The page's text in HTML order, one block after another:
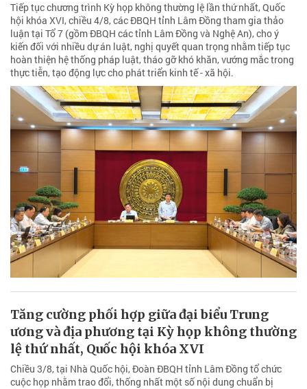
Tiếp tục chương trình Kỳ họp không thường lệ lần thứ nhất, Quốc
hội khóa XVI, chiều 4/8, các ĐBQH tỉnh Lâm Đồng tham gia thảo
luận tại Tổ 7 (gồm ĐBQH các tỉnh Lâm Đồng và Nghệ An), cho ý
kiến đối với nhiều dự án luật, nghị quyết quan trọng nhằm tiếp tục
hoàn thiện hệ thống pháp luật, tháo gỡ khó khăn, vướng mắc trong
thực tiễn, tạo động lực cho phát triển kinh tế - xã hội.
Tăng cường phối hợp giữa đại biểu Trung
ương và địa phương tại Kỳ họp không thường
lệ thứ nhất, Quốc hội khóa XVI
Chiều 3/8, tại Nhà Quốc hội, Đoàn ĐBQH tỉnh Lâm Đồng tổ chức
cuộc họp nhằm trao đổi, thống nhất một số nội dung chuẩn bị